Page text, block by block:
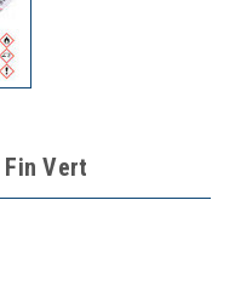
Fin Vert